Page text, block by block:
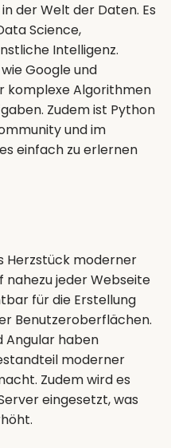
der Welt der Daten. Es
Science,
Intelligenz.
Google und
komplexe Algorithmen
Zudem ist Python
und im
einfach zu erlernen
Herzstück moderner
nahezu jeder Webseite
für die Erstellung
Benutzeroberflächen.
Angular haben
moderner
Zudem wird es
eingesetzt, was